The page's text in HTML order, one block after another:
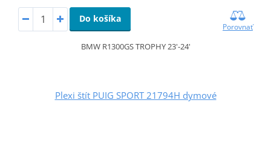
Do košíka
Porovnať
BMW R1300GS TROPHY 23'-24'
Plexi štít PUIG SPORT 21794H dymové